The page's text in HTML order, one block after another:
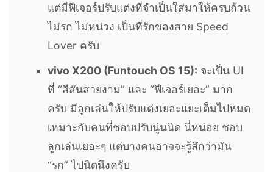
แต่มีฟีเจอร์ปรับแต่งที่จำเป็นใส่มาให้ครบถ้วน
ไม่รก ไม่หน่วง เป็นที่รักของสาย Speed
Lover ครับ
vivo X200 (Funtouch OS 15): จะเป็น UI
ที่ “สีสันสวยงาม” และ “ฟีเจอร์เยอะ” มาก
ครับ มีลูกเล่นให้ปรับแต่งเยอะแยะเต็มไปหมด
เหมาะกับคนที่ชอบปรับนู่นนิด นี่หน่อย ชอบ
ลูกเล่นเยอะๆ แต่บางคนอาจจะรู้สึกว่ามัน
“รก” ไปนิดนึงครับ